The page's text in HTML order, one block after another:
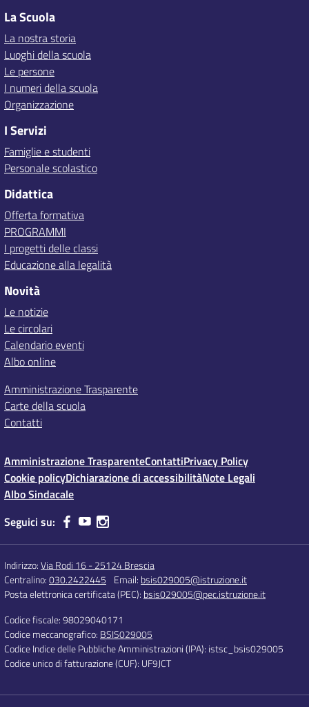
La Scuola
La nostra storia
Luoghi della scuola
Le persone
I numeri della scuola
Organizzazione
I Servizi
Famiglie e studenti
Personale scolastico
Didattica
Offerta formativa
PROGRAMMI
I progetti delle classi
Educazione alla legalità
Novità
Le notizie
Le circolari
Calendario eventi
Albo online
Amministrazione Trasparente
Carte della scuola
Contatti
Amministrazione TrasparenteContattiPrivacy Policy
Cookie policyDichiarazione di accessibilitàNote Legali
Albo Sindacale
Seguici su:
Indirizzo:Via Rodi 16 - 25124 Brescia
Centralino:030.2422445 Email: bsis029005@istruzione.it
Posta elettronica certificata (PEC): bsis029005@pec.istruzione.it
Codice fiscale: 98029040171
Codice meccanografico: BSIS029005
Codice Indice delle Pubbliche Amministrazioni (IPA): istsc_bsis029005
Codice unico di fatturazione (CUF): UF9JCT